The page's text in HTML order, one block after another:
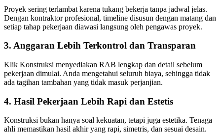
Proyek sering terlambat karena tukang bekerja tanpa jadwal jelas.
Dengan kontraktor profesional, timeline disusun dengan matang dan
setiap tahap pekerjaan diawasi langsung oleh pengawas proyek.
3. Anggaran Lebih Terkontrol dan Transparan
Klik Konstruksi menyediakan RAB lengkap dan detail sebelum
pekerjaan dimulai. Anda mengetahui seluruh biaya, sehingga tidak
ada tagihan tambahan yang tidak masuk perjanjian.
4. Hasil Pekerjaan Lebih Rapi dan Estetis
Konstruksi bukan hanya soal kekuatan, tetapi juga estetika. Tenaga
ahli memastikan hasil akhir yang rapi, simetris, dan sesuai desain.